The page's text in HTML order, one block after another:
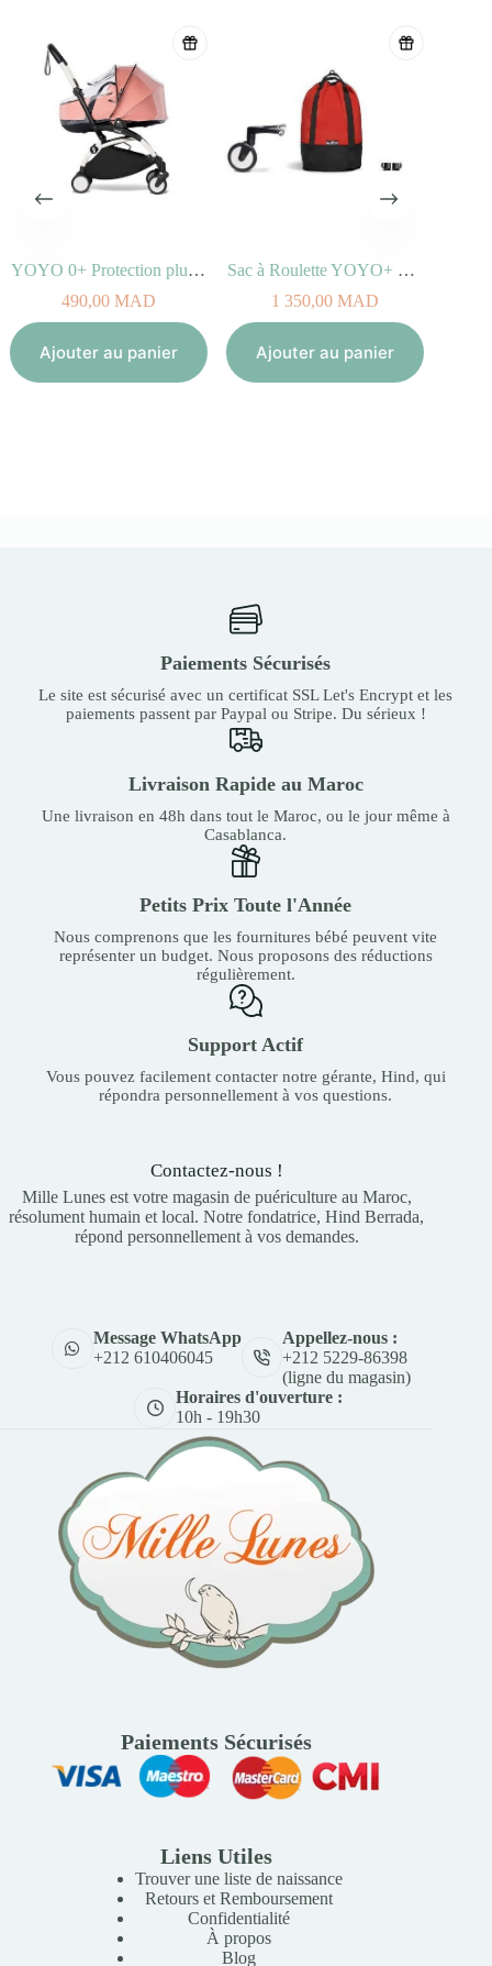
YOYO 0+ Protection pluie nacelle
490,00MAD
Ajouter au panier
Sac à Roulette YOYO+ Bag Rouge
1 350,00MAD
Ajouter au panier
Paiements Sécurisés
Le site est sécurisé avec un certificat SSL Let's Encrypt et les
paiements passent par Paypal ou Stripe. Du sérieux !
Livraison Rapide au Maroc
Une livraison en 48h dans tout le Maroc, ou le jour même à
Casablanca.
Petits Prix Toute l'Année
Nous comprenons que les fournitures bébé peuvent vite
représenter un budget. Nous proposons des réductions
régulièrement.
Support Actif
Vous pouvez facilement contacter notre gérante, Hind, qui
répondra personnellement à vos questions.
Contactez-nous !
Mille Lunes est votre magasin de puériculture au Maroc,
résolument humain et local. Notre fondatrice, Hind Berrada,
répond personnellement à vos demandes.
Message WhatsApp
+212 610406045
Appellez-nous :
+212 5229-86398
(ligne du magasin)
Horaires d'ouverture :
10h - 19h30
Paiements Sécurisés
Liens Utiles
Trouver une liste de naissance
Retours et Remboursement
Confidentialité
À propos
Blog